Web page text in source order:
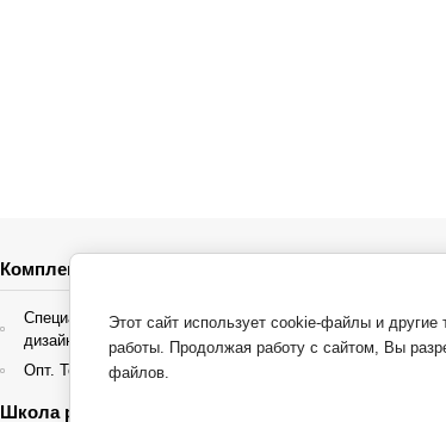
Комплектация объектов. Опт
Специальные условия для
дизайнеров интерьера
Опт. Торгующие организации
Школа ремонта
Новости
Этот сайт использует cookie-файлы и другие
работы. Продолжая работу с сайтом, Вы
файлов.